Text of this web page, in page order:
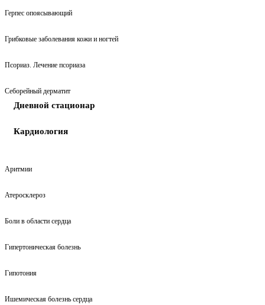
Герпес опоясывающий
Грибковые заболевания кожи и ногтей
Псориаз. Лечение псориаза
Себорейный дерматит
Дневной стационар
Кардиология
Аритмии
Атеросклероз
Боли в области сердца
Гипертоническая болезнь
Гипотония
Ишемическая болезнь сердца